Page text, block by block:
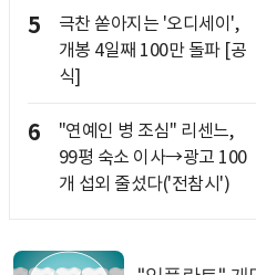
5
극찬 쏟아지는 '오디세이',
개봉 4일째 100만 돌파 [공
식]
6
"연예인 병 조심" 리센느,
99평 숙소 이사→광고 100
개 섭외 줄섰다('전참시')